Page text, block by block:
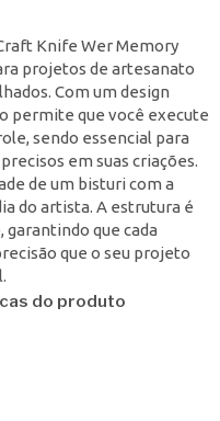
Knife Wer Memory
projetos de artesanato
Com um design
permite que você execute
sendo essencial para
em suas criações.
de um bisturi com a
do artista. A estrutura é
que cada
que o seu projeto
do produto